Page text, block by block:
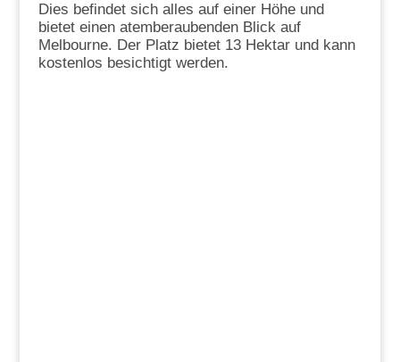
Dies befindet sich alles auf einer Höhe und
bietet einen atemberaubenden Blick auf
Melbourne. Der Platz bietet 13 Hektar und kann
kostenlos besichtigt werden.